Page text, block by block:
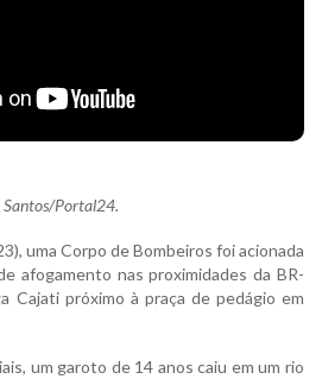
Portal24.
uma Corpo de Bombeiros foi acionada
afogamento nas proximidades da BR-
Cajati próximo à praça de pedágio em
um garoto de 14 anos caiu em um rio